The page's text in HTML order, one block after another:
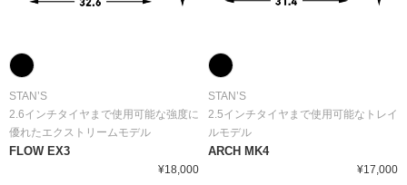
STAN’S
2.6インチタイヤまで使用可能な強度に
優れたエクストリームモデル
FLOW EX3
¥18,000
STAN’S
2.5インチタイヤまで使用可能なトレイ
ルモデル
ARCH MK4
¥17,000